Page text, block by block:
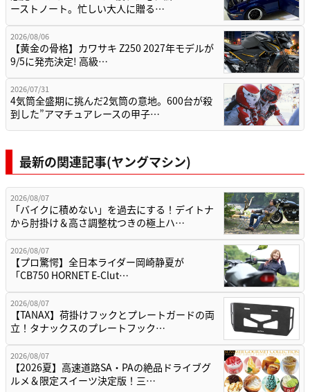
ーストノート。忙しい大人に贈る…
2026/08/06
【黄金の骨格】カワサキ Z250 2027年モデルが
9/5に発売決定! 高級…
2026/07/31
4気筒全盛期に挑んだ2気筒の意地。600台が殺
到した”アマチュアレースの甲子…
最新の関連記事(ヤングマシン)
2026/08/07
「バイクに積めない」を過去にする！デイトナ
から肘掛け＆高さ調整枕つきの極上ハ…
2026/08/07
【プロ驚愕】全日本ライダー岡崎静夏が
「CB750 HORNET E-Clut…
2026/08/07
【TANAX】荷掛けフックとプレートガードの両
立！タナックスのプレートフック…
2026/08/07
【2026夏】高速道路SA・PAの絶品ドライブグ
ルメ＆限定スイーツ決定版！三…